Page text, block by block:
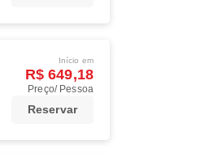
Início em
R$ 649,18
Preço/ Pessoa
Reservar